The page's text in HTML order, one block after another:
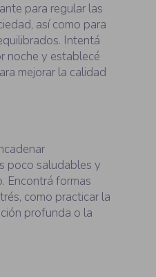
para regular las
así como para
Intentá
noche y establecé
mejorar la calidad
poco saludables y
Encontrá formas
como practicar la
profunda o la